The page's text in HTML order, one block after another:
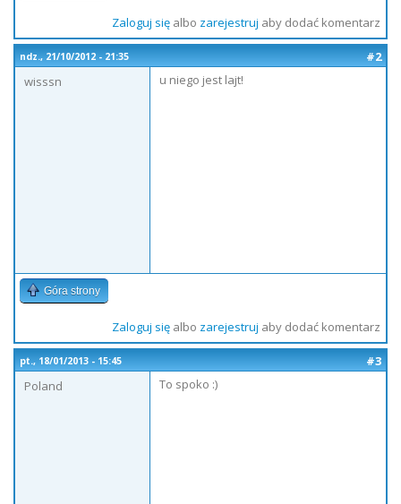
Zaloguj sięalbo zarejestruj aby dodać komentarz
ndz., 21/10/2012 - 21:35
#2
wisssn
u niego jest lajt!
Góra strony
Zaloguj sięalbo zarejestruj aby dodać komentarz
pt., 18/01/2013 - 15:45
#3
Poland
To spoko :)